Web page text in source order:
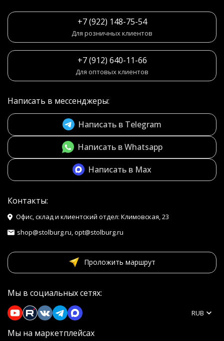
+7 (922) 148-75-54
Для розничных клиентов
+7 (912) 640-11-66
Для оптовых клиентов
Написать в мессенджеры:
Написать в Telegram
Написать в Whatsapp
Написать в Max
Контакты:
Офис, склад и клиентский отдел: Климовская, 23
shop@stolburg.ru, opt@stolburg.ru
Проложить маршрут
Мы в социальных сетях:
Мы на маркетплейсах
RUB